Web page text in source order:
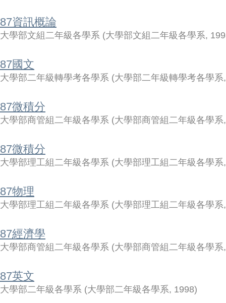
87資訊概論
大學部文組二年級各學系 (大學部文組二年級各學系,
87國文
大學部二年級轉學考各學系 (大學部二年級轉學考各學系
87微積分
大學部商管組二年級各學系 (大學部商管組二年級各學系
87微積分
大學部理工組二年級各學系 (大學部理工組二年級各學系
87物理
大學部理工組二年級各學系 (大學部理工組二年級各學系
87經濟學
大學部商管組二年級各學系 (大學部商管組二年級各學系
87英文
大學部二年級各學系 (大學部二年級各學系, 1998)